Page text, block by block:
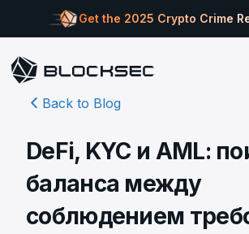
Get the 2025 Crypto Crime
Back to Blog
DeFi, KYC и AML:
баланса между
соблюдением